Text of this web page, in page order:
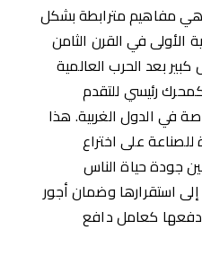
هي مفاهيم مترابطة بشكل
الأولى في القرن الثامن
بعد الحرب العالمية
رئيسي للتقدم
في الدول الغربية. هذا
للصناعة على اختراع
جودة حياة الناس
استقرارها وضمان أجور
دفعها كعامل دافع